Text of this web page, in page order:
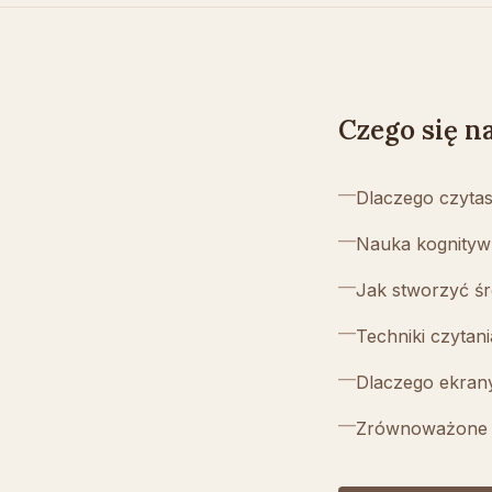
Czego się
—Dlaczego
—Nauka
—Jak stworzyć
—Techniki
—Dlaczego
—